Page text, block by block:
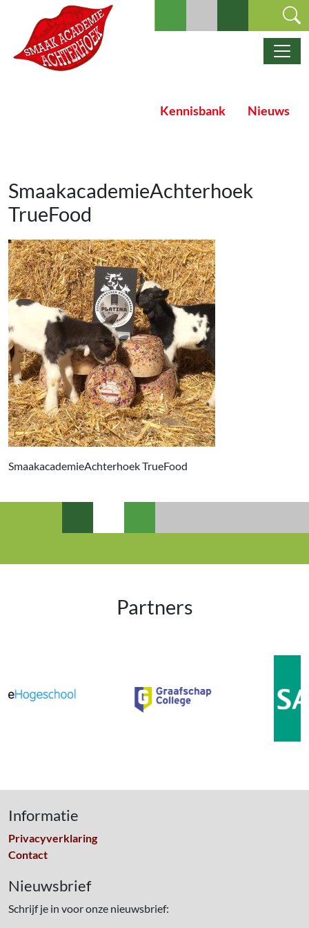
Ga naar de inhoud
Hoofdnavigatie
Kennisbank Nieuws
SmaakacademieAchterhoek
TrueFood
SmaakacademieAchterhoek TrueFood
Partners
Informatie
Privacyverklaring
Contact
Nieuwsbrief
Schrijf je in voor onze nieuwsbrief: